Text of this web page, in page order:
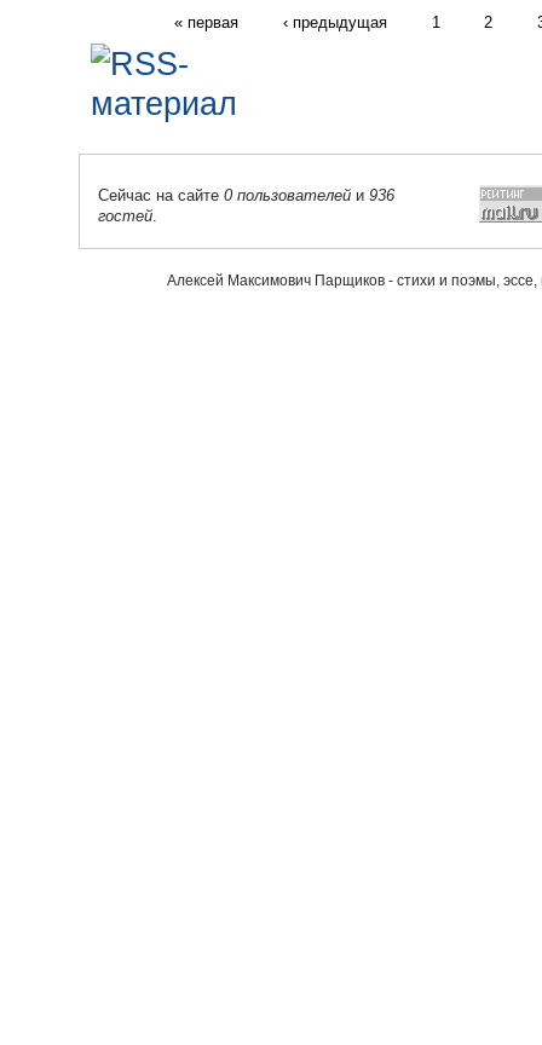
« первая ‹ предыдущая 1 2
Сейчас на сайте 0 пользователей и 936
гостей.
Алексей Максимович Парщиков - стихи и поэмы,